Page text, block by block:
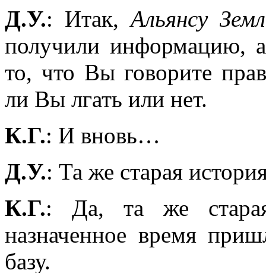
Д.У.: Итак,Альянсу
получили информацию,
то, что Вы говорите
ли Вы лгать или нет.
К.Г.: И вновь…
Д.У.: Та же старая
К.Г.: Да, та же
назначенное время
базу.